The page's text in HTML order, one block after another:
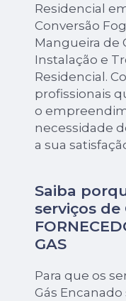
Residencial
Conversão
Mangueira de
Instalação e
Residencial.
profissionais
o
necessidade
a sua
Saiba
serviços de
GAS
Para que os
Gás